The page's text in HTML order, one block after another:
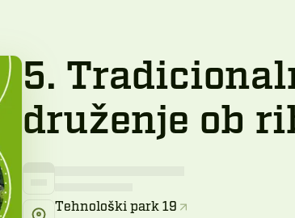
5.
druženje ob
Tehnološki park 19